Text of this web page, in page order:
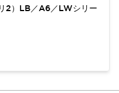
2）LB／A6／LWシリー